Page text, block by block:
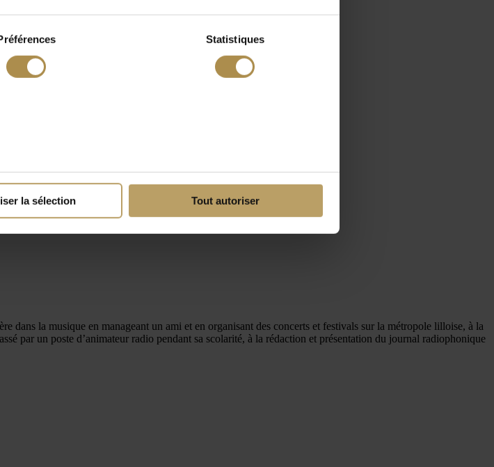
Statistiques
la sélection Tout autoriser
la musique en manageant un ami et en organisant des concerts et festivals sur la métropole lilloise, à la
par un poste d’animateur radio pendant sa scolarité, à la rédaction et présentation du journal radiophonique